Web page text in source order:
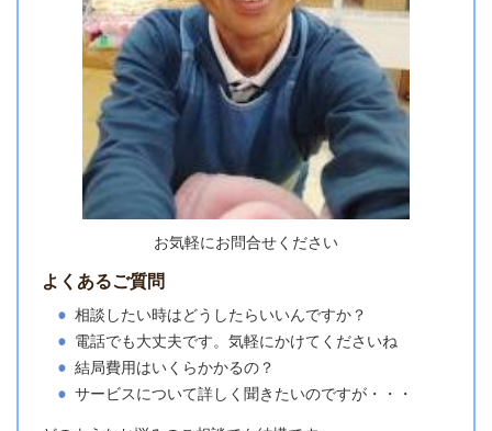
お気軽にお問合せください
よくあるご質問
相談したい時はどうしたらいいんですか？
電話でも大丈夫です。気軽にかけてくださいね
結局費用はいくらかかるの？
サービスについて詳しく聞きたいのですが・・・